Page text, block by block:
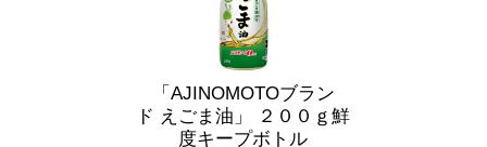
「AJINOMOTOブラン
ド えごま油」 ２００ｇ鮮
度キープボトル